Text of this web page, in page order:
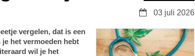
03 juli 2026
vergelen, dat is een
het vermoeden hebt
wil je het